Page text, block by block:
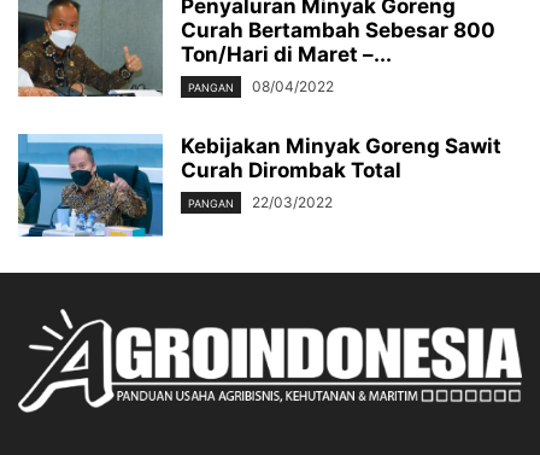
Penyaluran Minyak Goreng
Curah Bertambah Sebesar 800
Ton/Hari di Maret –...
PANGAN 08/04/2022
Kebijakan Minyak Goreng Sawit
Curah Dirombak Total
PANGAN 22/03/2022